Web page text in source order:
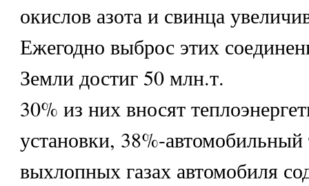
окислов азота и свинца
Ежегодно выброс этих
Земли достиг 50 млн.т.
30% из них вносят
установки, 38%-автомобильный
выхлопных газах автомобиля